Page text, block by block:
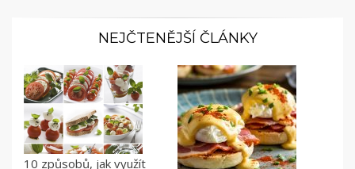
NEJČTENĚJŠÍ ČLÁNKY
10 způsobů, jak využít